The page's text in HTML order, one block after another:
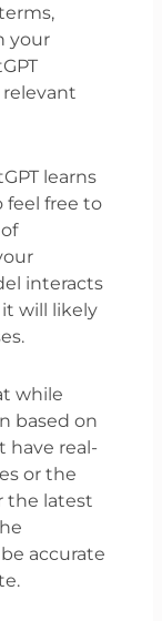
your
learns
feel free to
interacts
will likely
while
based on
have real-
or the
the latest
accurate